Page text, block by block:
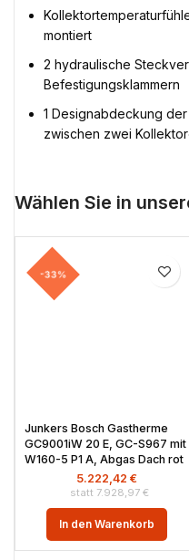
montiert
2 hydraulische
Befestigungsklammern
1 Designabdeckung
zwischen zwei
Wählen Sie in
-33%
Junkers Bosch Gastherme
GC9001iW 20 E, GC-S967 mit
W160-5 P1 A, Abgas Dach rot
7.928,97 €
5.222,42 €
In den Warenkorb